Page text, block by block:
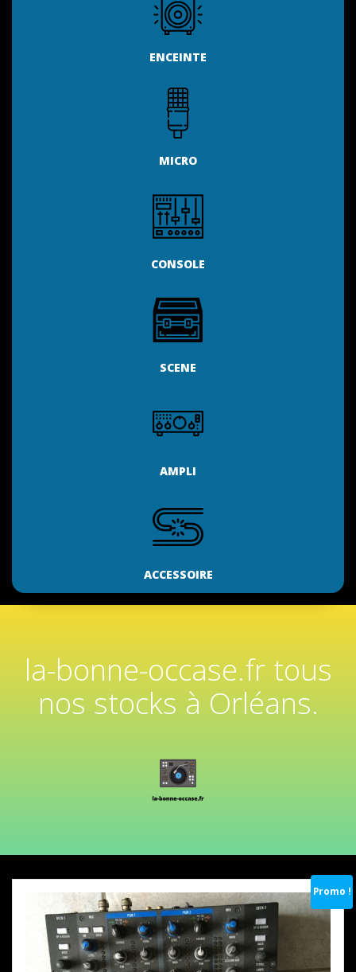
ENCEINTE
MICRO
CONSOLE
SCENE
AMPLI
ACCESSOIRE
la-bonne-occase.fr tous
nos stocks à Orléans.
Promo !